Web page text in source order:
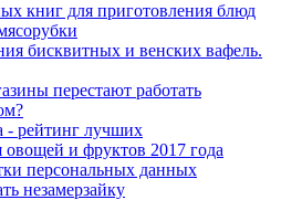
книг для приготовления блюд
бисквитных и венских вафель.
перестают работать
рейтинг лучших
и фруктов 2017 года
персональных данных
незамерзайку